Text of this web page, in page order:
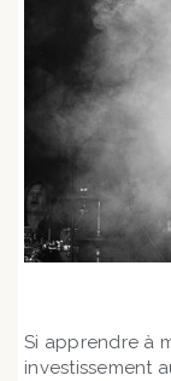
Si apprendre à
investissement